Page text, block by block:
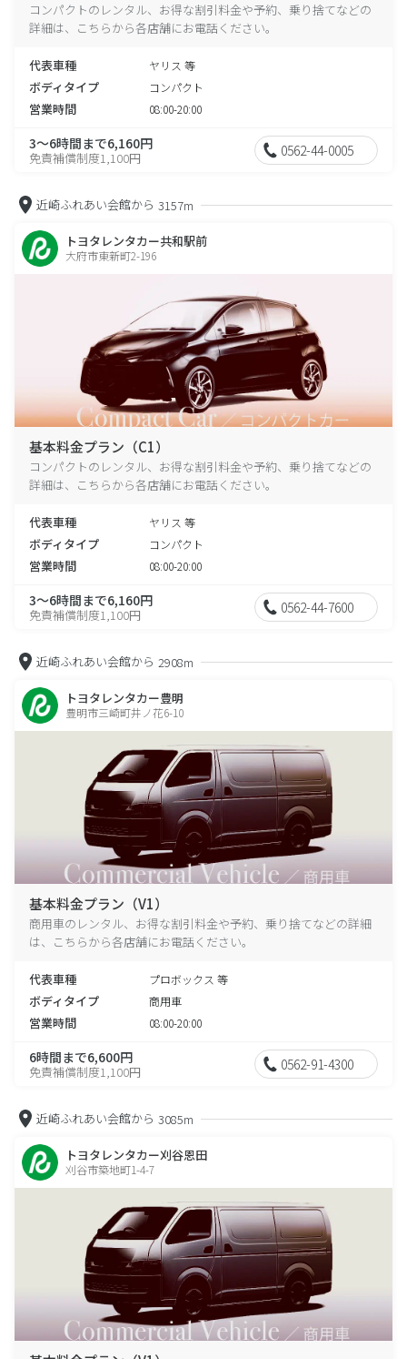
コンパクトのレンタル、お得な割引料金や予約、乗り捨てなどの
詳細は、こちらから各店舗にお電話ください。
代表車種 ヤリス 等
ボディタイプ コンパクト
営業時間 08:00-20:00
3～6時間まで6,160円
免責補償制度1,100円 0562-44-0005
近崎ふれあい会館から 3157m
トヨタレンタカー共和駅前
大府市東新町2-196
基本料金プラン（C1）
コンパクトのレンタル、お得な割引料金や予約、乗り捨てなどの
詳細は、こちらから各店舗にお電話ください。
代表車種 ヤリス 等
ボディタイプ コンパクト
営業時間 08:00-20:00
3～6時間まで6,160円
免責補償制度1,100円 0562-44-7600
近崎ふれあい会館から 2908m
トヨタレンタカー豊明
豊明市三崎町井ノ花6-10
基本料金プラン（V1）
商用車のレンタル、お得な割引料金や予約、乗り捨てなどの詳細
は、こちらから各店舗にお電話ください。
代表車種 プロボックス 等
ボディタイプ 商用車
営業時間 08:00-20:00
6時間まで6,600円
免責補償制度1,100円 0562-91-4300
近崎ふれあい会館から 3085m
トヨタレンタカー刈谷恩田
刈谷市築地町1-4-7